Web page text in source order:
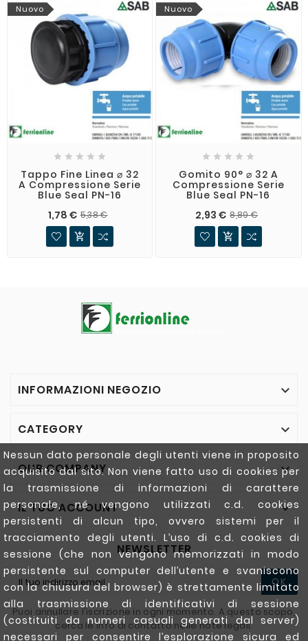
Nessun dato personale degli utenti viene in proposito
acquisito dal sito. Non viene fatto uso di cookies per
la trasmissione di informazioni di carattere
personale, né vengono utilizzati c.d. cookies
persistenti di alcun tipo, ovvero sistemi per il
tracciamento degli utenti. L’uso di c.d. cookies di
sessione (che non vengono memorizzati in modo
persistente sul computer dell’utente e svaniscono
con la chiusura del browser) è strettamente limitato
alla trasmissione di identificativi di sessione
(costituiti da numeri casuali generati dal server)
necessari per consentire l’esplorazione sicura ed
Nuovo
    
Tappo Fine Linea ⌀ 32
A Compressione Serie
Blue Seal PN-16
1,78 € 5,38 €

Nuovo
    
Gomito 90° ⌀ 32 A
Compressione Serie
Blue Seal PN-16
2,93 € 8,89 €

INFORMAZIONI NEGOZIO 
CATEGORY 
OUR COMPANY 
IL TUO ACCOUNT 
NEWSLETTER
OK
Puoi annullare l'iscrizione in ogni momento. A questo scopo,
cerca le info di contatto nelle note legali.